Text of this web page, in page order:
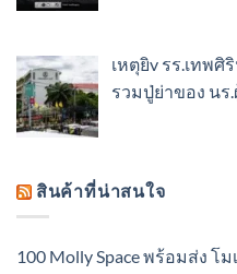
เหตุยิv รร.เทพศิ
รวมปู่ย่าของ นร.
สินค้าที่น่าสนใจ
100 Molly Space พร้อมส่ง โ